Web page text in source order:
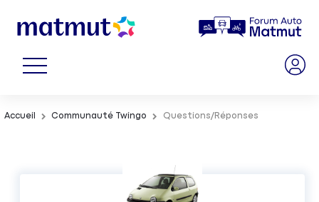
Accueil Communauté Twingo Questions/Réponses